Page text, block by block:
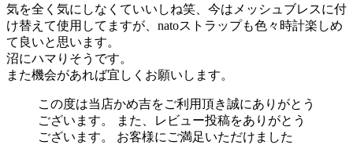
気を全く気にしなくていいしね笑、今はメッシュブレスに付
け替えて使用してますが、natoストラップも色々時計楽しめ
て良いと思います。
沼にハマりそうです。
また機会があれば宜しくお願いします。
この度は当店かめ吉をご利用頂き誠にありがとう
ございます。 また、レビュー投稿をありがとう
ございます。 お客様にご満足いただけました